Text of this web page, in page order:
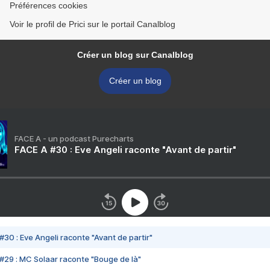
Préférences cookies
Voir le profil de Prici sur le portail Canalblog
Créer un blog sur Canalblog
Créer un blog
FACE A - un podcast Purecharts
FACE A #30 : Eve Angeli raconte "Avant de partir"
#30 : Eve Angeli raconte "Avant de partir"
#29 : MC Solaar raconte "Bouge de là"